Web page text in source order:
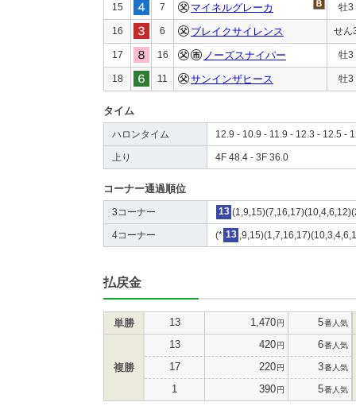
15 7 マイネルグレーカ 牡3
16 6 ブレイクサイレンス せん
17 16 ノーズスナイパー 牡3
18 11 サンインザヒース 牡3
タイム
ハロンタイム 12.9 - 10.9 - 11.9 - 12.3 - 12.5 -
上り 4F 48.4 - 3F 36.0
コーナー通過順位
3コーナー 13
4コーナー (* 13
払戻金
単勝 13 1,470円 5番人気
複勝
13 420円 6番人気
17 220円 3番人気
1 390円 5番人気